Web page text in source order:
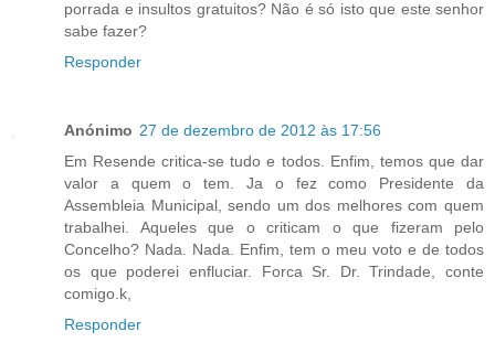
porrada e insultos gratuitos? Não é só isto que este senhor
sabe fazer?
Responder
Anónimo 27 de dezembro de 2012 às 17:56
Em Resende critica-se tudo e todos. Enfim, temos que dar
valor a quem o tem. Ja o fez como Presidente da
Assembleia Municipal, sendo um dos melhores com quem
trabalhei. Aqueles que o criticam o que fizeram pelo
Concelho? Nada. Nada. Enfim, tem o meu voto e de todos
os que poderei enfluciar. Forca Sr. Dr. Trindade, conte
comigo.k,
Responder